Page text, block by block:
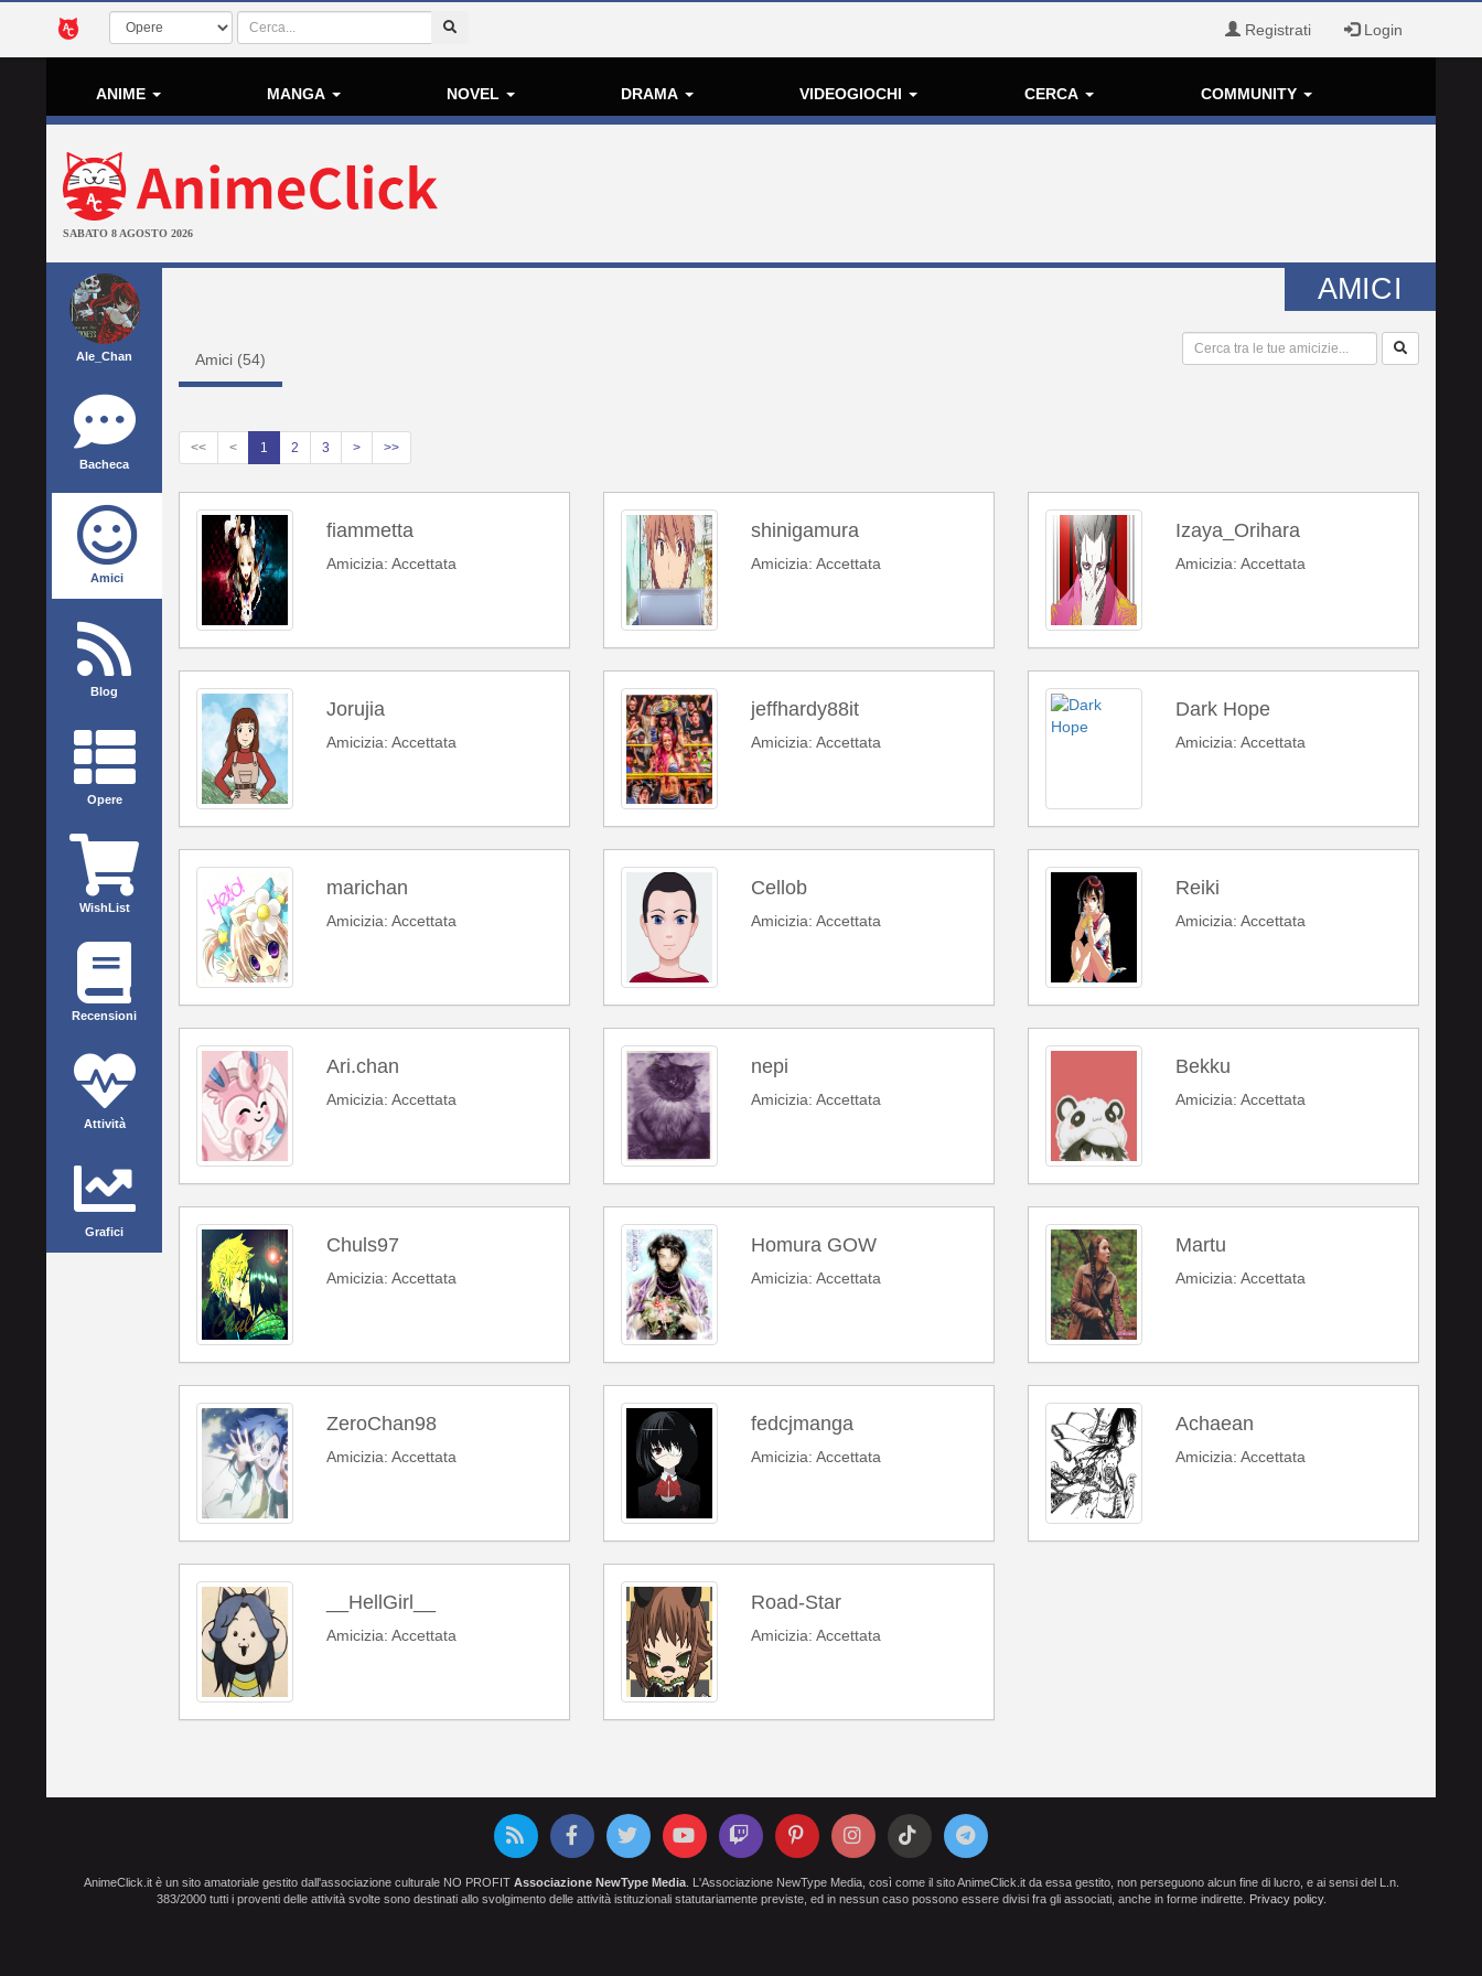
Registrati Login
ANIME MANGA NOVEL DRAMA VIDEOGIOCHI CERCA COMMUNITY
SABATO 8 AGOSTO 2026
Ale_Chan
Bacheca
Amici
Blog
Opere
WishList
Recensioni
Attività
Grafici
AMICI
Amici (54)
<< < 1 2 3 > >>
fiammetta
Amicizia: Accettata
shinigamura
Amicizia: Accettata
Izaya_Orihara
Amicizia: Accettata
Jorujia
Amicizia: Accettata
jeffhardy88it
Amicizia: Accettata
Dark Hope
Amicizia: Accettata
marichan
Amicizia: Accettata
Cellob
Amicizia: Accettata
Reiki
Amicizia: Accettata
Ari.chan
Amicizia: Accettata
nepi
Amicizia: Accettata
Bekku
Amicizia: Accettata
Chuls97
Amicizia: Accettata
Homura GOW
Amicizia: Accettata
Martu
Amicizia: Accettata
ZeroChan98
Amicizia: Accettata
fedcjmanga
Amicizia: Accettata
Achaean
Amicizia: Accettata
__HellGirl__
Amicizia: Accettata
Road-Star
Amicizia: Accettata
AnimeClick.it è un sito amatoriale gestito dall'associazione culturale NO PROFIT Associazione NewType Media. L'Associazione NewType Media, così come il sito AnimeClick.it da essa gestito, non perseguono alcun fine di lucro, e ai sensi del L.n.
383/2000 tutti i proventi delle attività svolte sono destinati allo svolgimento delle attività istituzionali statutariamente previste, ed in nessun caso possono essere divisi fra gli associati, anche in forme indirette. Privacy policy.